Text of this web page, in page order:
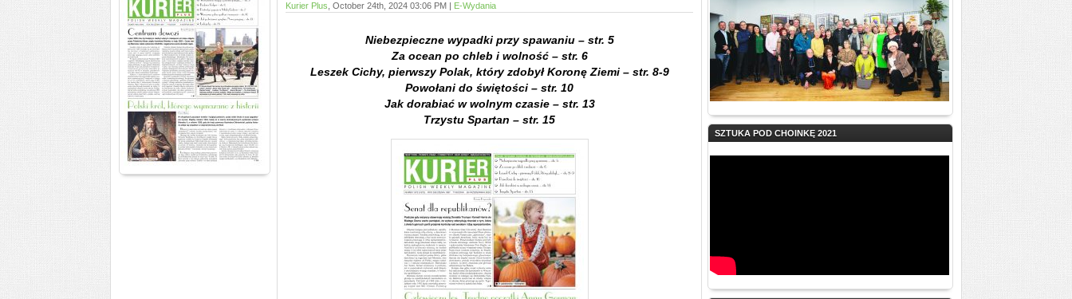
Kurier Plus , October 24th, 2024 03:06 PM | E-Wydania
Niebezpieczne wypadki przy spawaniu – str. 5
Za ocean po chleb i wolność – str. 6
Leszek Cichy, pierwszy Polak, który zdobył Koronę Ziemi – str. 8-9
Powołani do świętości – str. 10
Jak dorabiać w wolnym czasie – str. 13
Trzystu Spartan – str. 15
SZTUKA POD CHOINKĘ 2021